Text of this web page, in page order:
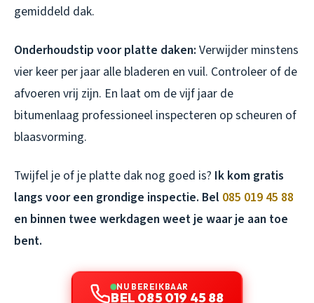
gemiddeld dak.
Onderhoudstip voor platte daken: Verwijder minstens
vier keer per jaar alle bladeren en vuil. Controleer of de
afvoeren vrij zijn. En laat om de vijf jaar de
bitumenlaag professioneel inspecteren op scheuren of
blaasvorming.
Twijfel je of je platte dak nog goed is? Ik kom gratis
langs voor een grondige inspectie. Bel 085 019 45 88
en binnen twee werkdagen weet je waar je aan toe
bent.
NU BEREIKBAAR
BEL 085 019 45 88